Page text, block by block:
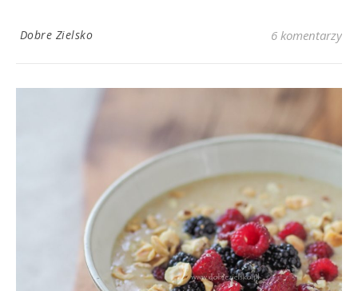
Dobre Zielsko 6 komentarzy